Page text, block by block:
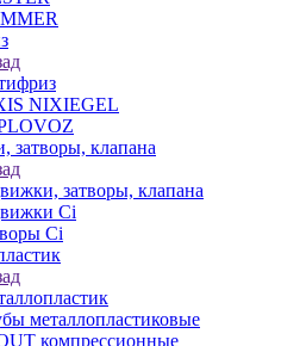
NIXIEGEL
затворы, клапана
затворы, клапана
Ci
Ci
металлопластиковые
компрессионные